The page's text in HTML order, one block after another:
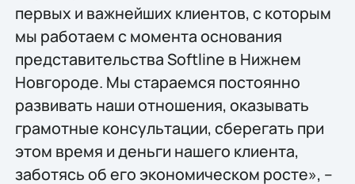
первых и важнейших клиентов, с которым
мы работаем с момента основания
представительства Softline в Нижнем
Новгороде. Мы стараемся постоянно
развивать наши отношения, оказывать
грамотные консультации, сберегать при
этом время и деньги нашего клиента,
заботясь об его экономическом росте», –